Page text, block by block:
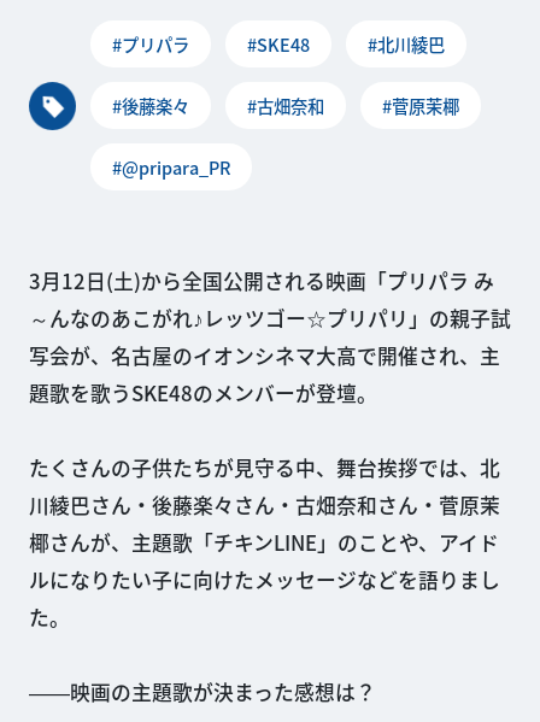
#プリパラ #SKE48 #北川綾巴
#後藤楽々 #古畑奈和 #菅原茉椰
#@pripara_PR
3月12日(土)から全国公開される映画「プリパラ み
～んなのあこがれ♪レッツゴー☆プリパリ」の親子試
写会が、名古屋のイオンシネマ大高で開催され、主
題歌を歌うSKE48のメンバーが登壇。
たくさんの子供たちが見守る中、舞台挨拶では、北
川綾巴さん・後藤楽々さん・古畑奈和さん・菅原茉
椰さんが、主題歌「チキンLINE」のことや、アイド
ルになりたい子に向けたメッセージなどを語りまし
た。
――映画の主題歌が決まった感想は？